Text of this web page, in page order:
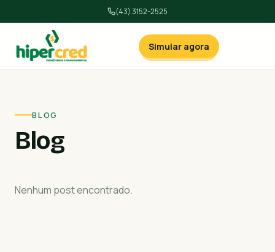
(43) 3152-2525
Simular agora
BLOG
Blog
Nenhum post encontrado.